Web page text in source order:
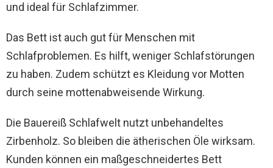
und ideal für Schlafzimmer.
Das Bett ist auch gut für Menschen mit
Schlafproblemen. Es hilft, weniger Schlafstörungen
zu haben. Zudem schützt es Kleidung vor Motten
durch seine mottenabweisende Wirkung.
Die Bauereiß Schlafwelt nutzt unbehandeltes
Zirbenholz. So bleiben die ätherischen Öle wirksam.
Kunden können ein maßgeschneidertes Bett